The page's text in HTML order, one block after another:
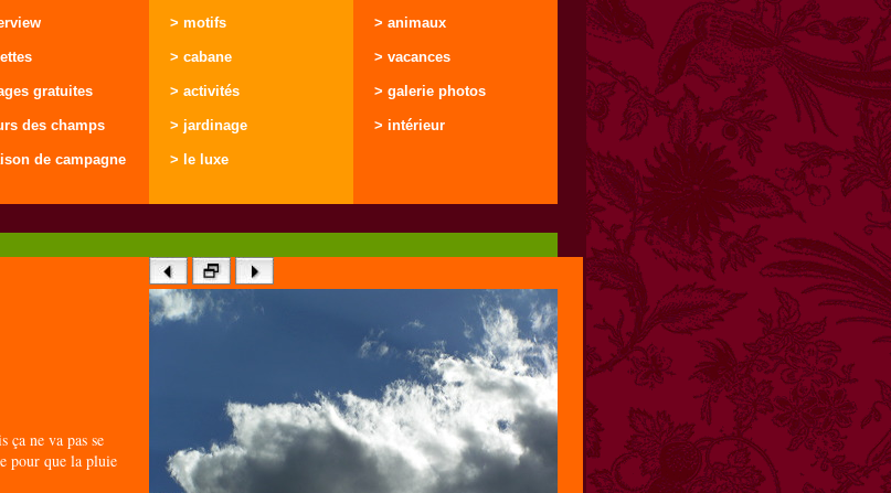
gratuites
des champs
de campagne
> motifs
> cabane
> activités
> jardinage
> le luxe
> animaux
> vacances
> galerie photos
> intérieur
ça ne va pas se
pour que la pluie